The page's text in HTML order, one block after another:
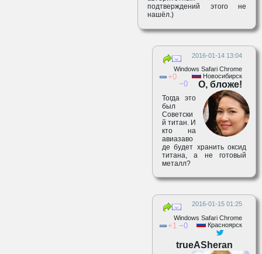
подтверждений этого не
нашёл.)
2016-01-14 13:04
Windows Safari Chrome
Новосибирск
0
0
О, бложе!
Тогда это
был
Советски
й титан. И
кто на
авиазаво
де будет хранить оксид
титана, а не готовый
металл?
2016-01-15 01:25
Windows Safari Chrome
Красноярск
1 0
trueASheran